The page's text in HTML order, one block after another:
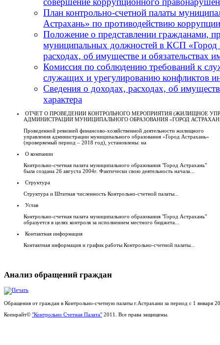
План контрольно-счетной палаты
Астрахань» по противодействию
Положение о представлении гражданами,
муниципальных должностей в КСП «Город
расходах, об имуществе и обязательствах
Комиссия по соблюдению требований к
служащих и урегулированию конфликтов
Сведения о доходах, расходах, об
характера
ОТЧЕТ О ПРОВЕДЕНИИ КОНТРОЛЬНОГО МЕРОПРИЯТИЯ (ЖИЛИЩНОЕ
АДМИНИСТРАЦИИ МУНИЦИПАЛЬНОГО ОБРАЗОВАНИЯ «ГОРОД
Проведенной ревизией финансово-хозяйственной деятельности жилищного
управления администрации муниципального образования «Город Астрахань»
(проверяемый период – 2018 год), установлены: на
О компании
Контрольно-счетная палата муниципального образования "Город Астрахань"
была создана 26 августа 2004г. Фактически свою деятельность начала...
Структура
Структура и Штатная численность Контрольно-счетной палаты...
Устав
Контрольно-счетная палата муниципального образования "Город Астрахань"
образуется в целях контроля за исполнением местного бюджета...
Контактная информация
Контактная информация и график работы Контрольно-счетной палаты...
Анализ обращений граждан
Обращения от граждан в Контрольно-счетную палаты г.Астрахани за период с 1 января
Копирайт© "Контрольно Счетная Палата" 2011. Все права защищены.